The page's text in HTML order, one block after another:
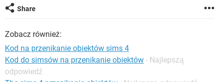
INSTAGRAM
INSTAGRAM
WINDOWS 10
Share
Zobacz również:
Kod na przenikanie obiektów sims 4
Kod do simsów na przenikanie obiektów - Najlepszą
odpowiedź